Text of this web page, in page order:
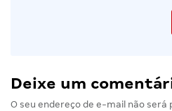
Deixe um
O seu endereço de e-mail não será